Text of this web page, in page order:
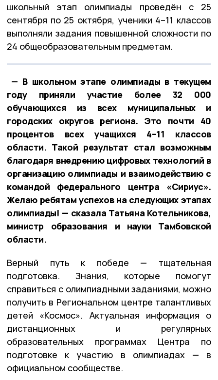
школьный этап олимпиады проведён с 25
сентября по 25 октября, ученики 4–11 классов
выполняли задания повышенной сложности по
24 общеобразовательным предметам.
— В школьном этапе олимпиады в текущем
году приняли участие более 32 000
обучающихся из всех муниципальных и
городских округов региона. Это почти 40
процентов всех учащихся 4–11 классов
области. Такой результат стал возможным
благодаря внедрению цифровых технологий в
организацию олимпиады и взаимодействию с
командой федерального центра «Сириус».
Желаю ребятам успехов на следующих этапах
олимпиады! — сказала Татьяна Котельникова,
министр образования и науки Тамбовской
области.
Верный путь к победе — тщательная
подготовка. Знания, которые помогут
справиться с олимпиадными заданиями, можно
получить в Региональном центре талантливых
детей «Космос». Актуальная информация о
дистанционных и регулярных
образовательных программах Центра по
подготовке к участию в олимпиадах — в
официальном сообществе.